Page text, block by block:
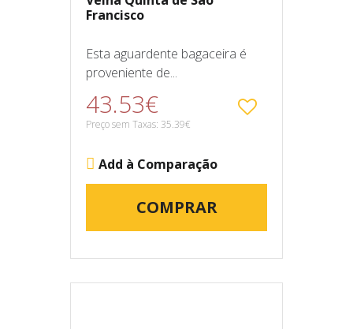
Francisco
Esta aguardente bagaceira é
proveniente de...
43.53€
Preço sem Taxas: 35.39€
Add à Comparação
COMPRAR